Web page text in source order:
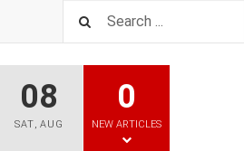
08
SAT, AUG
0
NEW ARTICLES